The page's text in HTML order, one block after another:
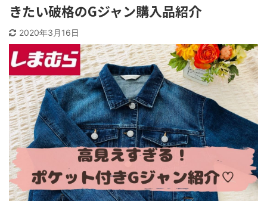
きたい破格のGジャン購入品紹介
2020年3月16日